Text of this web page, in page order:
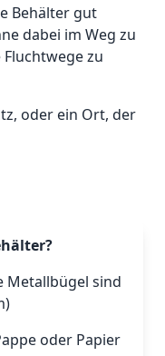
Behälter gut
dabei im Weg zu
zu
oder ein Ort, der
Metallbügel sind
oder Papier